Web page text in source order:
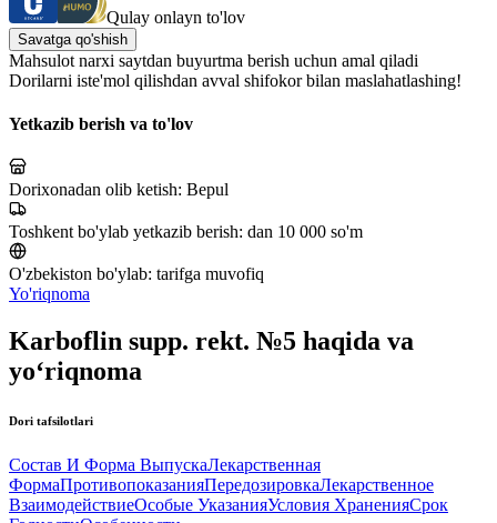
Qulay onlayn to'lov
Savatga qo'shish
Mahsulot narxi saytdan buyurtma berish uchun amal qiladi
Dorilarni iste'mol qilishdan avval shifokor bilan maslahatlashing!
Yetkazib berish va to'lov
Dorixonadan olib ketish: Bepul
Toshkent bo'ylab yetkazib berish: dan 10 000 so'm
O'zbekiston bo'ylab: tarifga muvofiq
Yo'riqnoma
Karboflin supp. rekt. №5 haqida va
yo‘riqnoma
Dori tafsilotlari
Состав И Форма ВыпускаЛекарственная
ФормаПротивопоказанияПередозировкаЛекарственное
ВзаимодействиеОсобые УказанияУсловия ХраненияСрок